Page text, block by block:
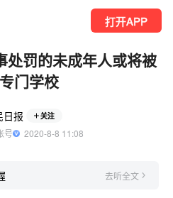
打开APP
处罚的未成年人或将被
门学校
日报 关注
号
  2020-8-8 11:08
去听全文